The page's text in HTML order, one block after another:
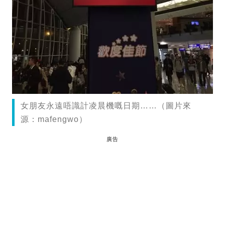
女朋友永遠唔識計凌晨機嘅日期……（圖片來
源：mafengwo）
廣告